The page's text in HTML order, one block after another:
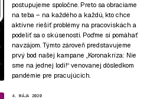
postupujeme spoločne. Preto sa obraciame
na teba – na každého a každú, kto chce
aktívne riešiť problémy na pracoviskách a
podeliť sa o skúsenosti. Poďme si pomáhať
navzájom. Týmto zároveň predstavujeme
prvý bod našej kampane „Koronakríza: Nie
sme na jednej lodi!“venovanej dôsledkom
pandémie pre pracujúcich.
4. MÁJA 2020